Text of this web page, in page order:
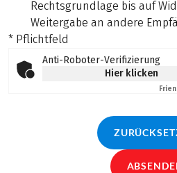
Rechtsgrundlage bis auf
Weitergabe an andere
* Pflichtfeld
Anti-Roboter-Verifizierung
Hier klicken